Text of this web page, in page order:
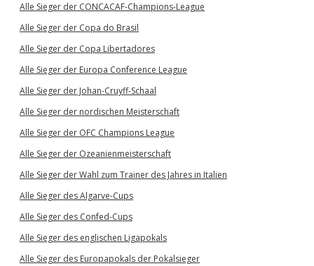
Alle Sieger der CONCACAF-Champions-League
Alle Sieger der Copa do Brasil
Alle Sieger der Copa Libertadores
Alle Sieger der Europa Conference League
Alle Sieger der Johan-Cruyff-Schaal
Alle Sieger der nordischen Meisterschaft
Alle Sieger der OFC Champions League
Alle Sieger der Ozeanienmeisterschaft
Alle Sieger der Wahl zum Trainer des Jahres in Italien
Alle Sieger des Algarve-Cups
Alle Sieger des Confed-Cups
Alle Sieger des englischen Ligapokals
Alle Sieger des Europapokals der Pokalsieger